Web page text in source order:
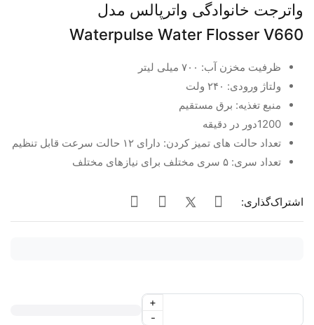
واترجت خانوادگی واترپالس مدل
Waterpulse Water Flosser V660
ظرفیت مخزن آب: ۷۰۰ میلی لیتر
ولتاژ ورودی: ۲۴۰ ولت
منبع تغذیه: برق مستقیم
1200دور در دقیقه
تعداد حالت های تمیز کردن: دارای ۱۲ حالت سرعت قابل تنظیم
تعداد سری: ۵ سری مختلف برای نیازهای مختلف
اشتراک‌گذاری:
-
+